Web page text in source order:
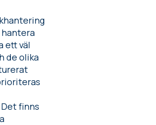
ett väl
de olika
finns